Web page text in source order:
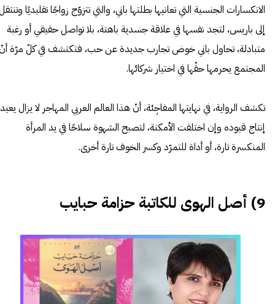
الانكسارات الجنسية التي تعانيها بطلتها باني، والتي تتزوّج زواجًا تقليديًا
إلى باريس، لتجد نفسها في علاقة جسدية باهتة، بلا تواصل حقيقي أو رغبة
متبادلة، تحاول باني خوض تجارب جديدة عن حب، فتكتشف في كلّ مرّة
المجتمع يحرمها حقّها في اختيار شركائها.
تكشف الرواية، في نهايتها المفاجِئة، أنّ هذا العالم العربي المهاجر لا يزال يعيد
إنتاج قيوده وإن اختلفت الأمكنة، لتصبح الشهوة سلاحًا في يد المرأة
المنكسرة تارة، أو أداة للتمرّد وكسر الخوف تارة أخرى.
9) أصل الهوى للكاتبة حزامة حبايب